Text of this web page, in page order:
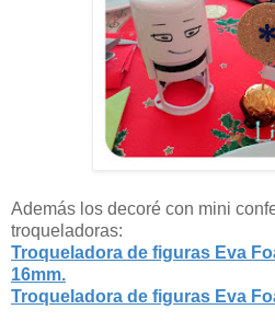
Además los decoré con mini
troqueladoras:
Troqueladora de figuras Eva
16mm.
Troqueladora de figuras Eva